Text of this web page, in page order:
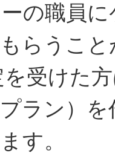
の職員
らうこ
受けた
ラン）
す。